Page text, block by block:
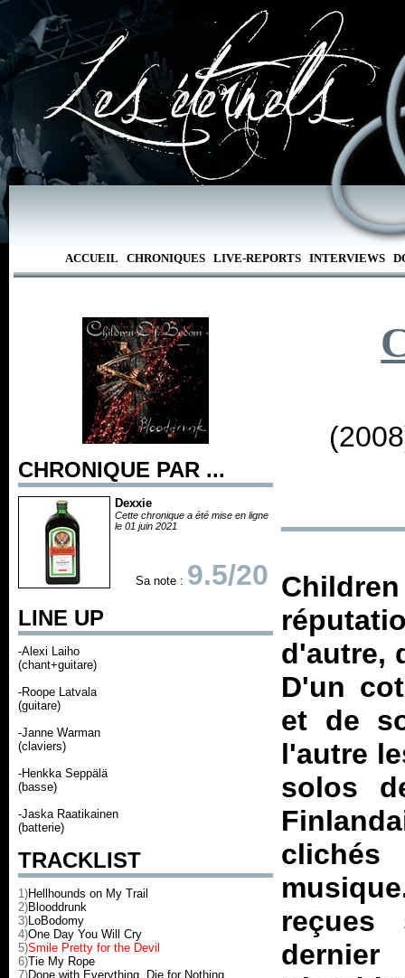
ACCUEIL CHRONIQUES LIVE-REPORTS INTERVIEWS
CHRONIQUE PAR ...
Dexxie
Cette chronique a été mise en ligne
le 01 juin 2021
Sa note : 9.5/20
LINE UP
-Alexi Laiho
(chant+guitare)
-Roope Latvala
(guitare)
-Janne Warman
(claviers)
-Henkka Seppälä
(basse)
-Jaska Raatikainen
(batterie)
TRACKLIST
1)Hellhounds on My Trail
2)Blooddrunk
3)LoBodomy
4)One Day You Will Cry
5)Smile Pretty for the Devil
6)Tie My Rope
7)Done with Everything, Die for Nothing
d'autre,
D'un
et de
l'autre
solos
reçues